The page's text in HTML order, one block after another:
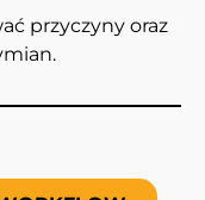
przyczyny oraz